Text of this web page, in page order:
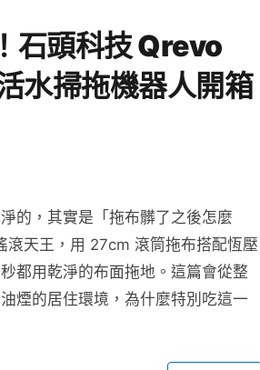
石頭科技 Qrevo
水掃拖機器人開箱
的，其實是「拖布髒了之後怎麼
天王，用 27cm 滾筒拖布搭配恆壓
都用乾淨的布面拖地。這篇會從整
煙的居住環境，為什麼特別吃這一